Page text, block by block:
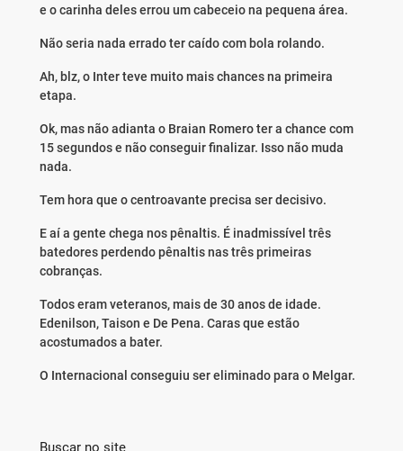
e o carinha deles errou um cabeceio na pequena área.
Não seria nada errado ter caído com bola rolando.
Ah, blz, o Inter teve muito mais chances na primeira
etapa.
Ok, mas não adianta o Braian Romero ter a chance com
15 segundos e não conseguir finalizar. Isso não muda
nada.
Tem hora que o centroavante precisa ser decisivo.
E aí a gente chega nos pênaltis. É inadmissível três
batedores perdendo pênaltis nas três primeiras
cobranças.
Todos eram veteranos, mais de 30 anos de idade.
Edenilson, Taison e De Pena. Caras que estão
acostumados a bater.
O Internacional conseguiu ser eliminado para o Melgar.
Buscar no site